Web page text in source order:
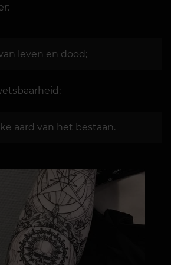
leven en dood;
aard van het bestaan.